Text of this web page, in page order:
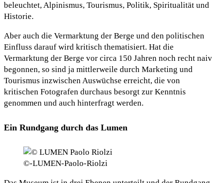
beleuchtet, Alpinismus, Tourismus, Politik, Spiritualität und
Historie.
Aber auch die Vermarktung der Berge und den politischen
Einfluss darauf wird kritisch thematisiert. Hat die
Vermarktung der Berge vor circa 150 Jahren noch recht naiv
begonnen, so sind ja mittlerweile durch Marketing und
Tourismus inzwischen Auswüchse erreicht, die von
kritischen Fotografen durchaus besorgt zur Kenntnis
genommen und auch hinterfragt werden.
Ein Rundgang durch das Lumen
©-LUMEN-Paolo-Riolzi